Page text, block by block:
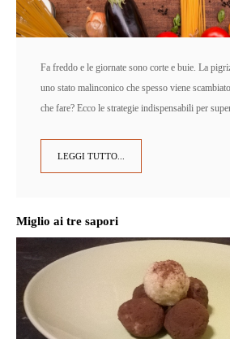
Fa freddo e le giornate sono corte e buie. La
uno stato malinconico che spesso viene
che fare? Ecco le strategie indispensabili per
LEGGI TUTTO...
Miglio ai tre sapori